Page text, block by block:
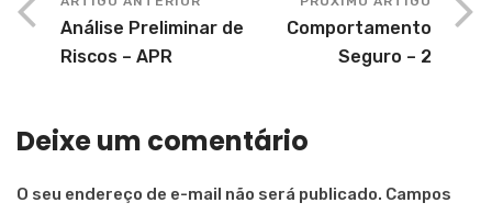
Análise Preliminar de
Riscos – APR
Comportamento
Seguro – 2
Deixe um comentário
O seu endereço de e-mail não será publicado. Campos